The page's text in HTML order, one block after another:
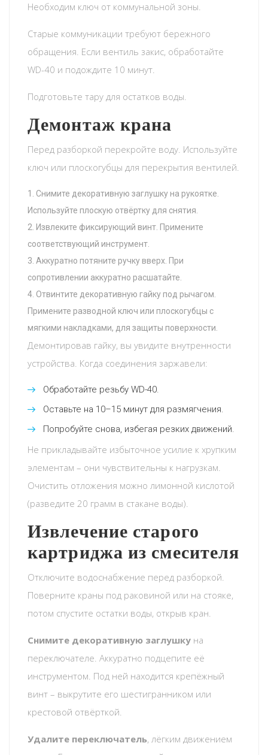
Необходим ключ от коммунальной зоны.
Старые коммуникации требуют бережного
обращения. Если вентиль закис, обработайте
WD-40 и подождите 10 минут.
Подготовьте тару для остатков воды.
Демонтаж крана
Перед разборкой перекройте воду. Используйте
ключ или плоскогубцы для перекрытия вентилей.
Снимите декоративную заглушку на рукоятке.
Используйте плоскую отвёртку для снятия.
Извлеките фиксирующий винт. Примените
соответствующий инструмент.
Аккуратно потяните ручку вверх. При
сопротивлении аккуратно расшатайте.
Отвинтите декоративную гайку под рычагом.
Примените разводной ключ или плоскогубцы с
мягкими накладками, для защиты поверхности.
Демонтировав гайку, вы увидите внутренности
устройства. Когда соединения заржавели:
Обработайте резьбу WD-40.
Оставьте на 10–15 минут для размягчения.
Попробуйте снова, избегая резких движений.
Не прикладывайте избыточное усилие к хрупким
элементам – они чувствительны к нагрузкам.
Очистить отложения можно лимонной кислотой
(разведите 20 грамм в стакане воды).
Извлечение старого
картриджа из смесителя
Отключите водоснабжение перед разборкой.
Поверните краны под раковиной или на стояке,
потом спустите остатки воды, открыв кран.
Снимите декоративную заглушку на
переключателе. Аккуратно подцепите её
инструментом. Под ней находится крепёжный
винт – выкрутите его шестигранником или
крестовой отвёрткой.
Удалите переключатель, лёгким движением